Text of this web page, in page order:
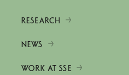
RESEARCH
NEWS
WORK AT SSE